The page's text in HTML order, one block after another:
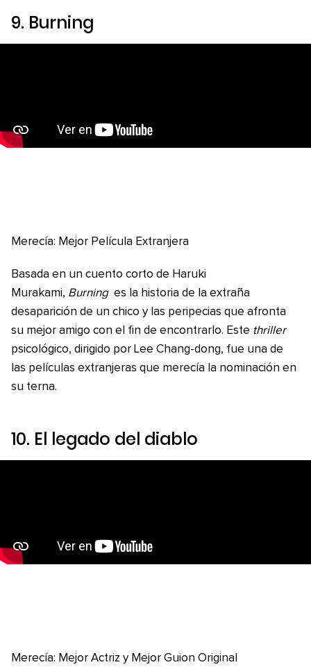
9. Burning
Merecía: Mejor Película Extranjera
Basada en un cuento corto de Haruki
Murakami, Burning es la historia de la extraña
desaparición de un chico y las peripecias que afronta
su mejor amigo con el fin de encontrarlo. Este thriller
psicológico, dirigido por Lee Chang-dong, fue una de
las películas extranjeras que merecía la nominación en
su terna.
10. El legado del diablo
Merecía: Mejor Actriz y Mejor Guion Original